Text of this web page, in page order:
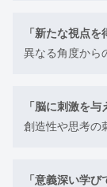
「新たな視点を
異なる角度から
「脳に刺激を与
創造性や思考の
「意義深い学び